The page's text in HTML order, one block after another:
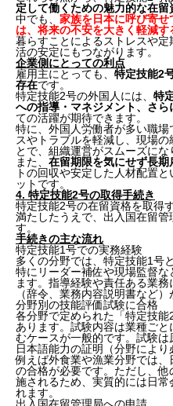
定して働くための魅力的な在留
中でも、 家族を日本に呼び寄せ
は、将来の不安を大きく軽減す
暮らすことによるストレスや
活の安定にもつながります。
企業側にとっての利点
雇用主にとっても、 特定技能2
存在です。
特定技能2号の外国人には、 特
への指導・マネジメント、さ
ての活躍が期待できます。
特に、外国人労働者が多い職
スやトラブルを軽減し、現場
とで、組織運営がスムーズにな
また、 在留期限を気にせず長期
トの回収や安定した人材配置
ットです。
4. 特定技能2号の取得手続き
特定技能2号の在留資格を取得
満たしたうえで、出入国在留
す。
手続きの主な流れ
特定技能1号での実務経験
多くの分野では、特定技能1号
特にリーダー補佐や現場監督
ます。指導経験や責任ある業
（辞令、業務内容説明書など）
分野別の技能評価試験に合格
各分野で定められた「特定技
あります。試験内容は業種ご
むケースが一般的です。試験は
日本語能力の証明（分野により
例えば外食業や漁業分野では
の合格が必要です。ただし、
施されるため、実質的には日
れます。